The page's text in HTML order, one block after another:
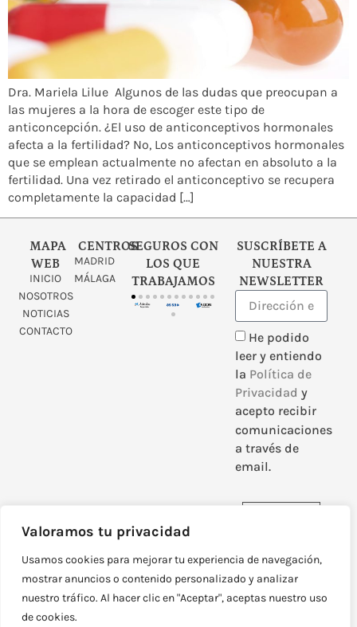
Valoramos tu privacidad
Usamos cookies para mejorar tu experiencia de navegación,
mostrar anuncios o contenido personalizado y analizar
nuestro tráfico. Al hacer clic en "Aceptar", aceptas nuestro uso
de cookies.
Dra. Mariela Lilue Algunos de las dudas que preocupan a
las mujeres a la hora de escoger este tipo de
anticoncepción. ¿El uso de anticonceptivos hormonales
afecta a la fertilidad? No, Los anticonceptivos hormonales
que se emplean actualmente no afectan en absoluto a la
fertilidad. Una vez retirado el anticonceptivo se recupera
completamente la capacidad […]
MAPA
WEB
INICIO
NOSOTROS
NOTICIAS
CONTACTO
CENTROS
MADRID
MÁLAGA
SEGUROS CON
LOS QUE
TRABAJAMOS
SUSCRÍBETE A
NUESTRA
NEWSLETTER
He podido
leer y entiendo
la Política de
Privacidad y
acepto recibir
comunicaciones
a través de
email.
© TODOS LOS DERECHOS RESERVADOS